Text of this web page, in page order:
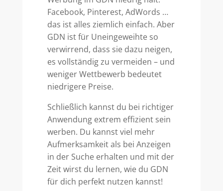
Facebook, Pinterest, AdWords …
das ist alles ziemlich einfach. Aber
GDN ist für Uneingeweihte so
verwirrend, dass sie dazu neigen,
es vollständig zu vermeiden – und
weniger Wettbewerb bedeutet
niedrigere Preise.
Schließlich kannst du bei richtiger
Anwendung extrem effizient sein
werben. Du kannst viel mehr
Aufmerksamkeit als bei Anzeigen
in der Suche erhalten und mit der
Zeit wirst du lernen, wie du GDN
für dich perfekt nutzen kannst!